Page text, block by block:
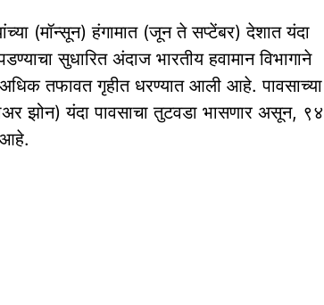
(मॉन्सून) हंगामात (जून ते सप्टेंबर) देशात यंदा
सुधारित अंदाज भारतीय हवामान विभागाने
तफावत गृहीत धरण्यात आली आहे. पावसाच्या
झोन) यंदा पावसाचा तुटवडा भासणार असून, ९४
आहे.